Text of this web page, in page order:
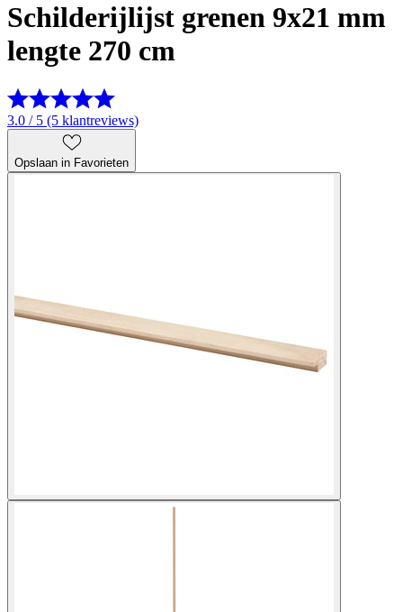
Schilderijlijst grenen 9x21 mm
lengte 270 cm
3.0 / 5 (5 klantreviews)
Opslaan in Favorieten